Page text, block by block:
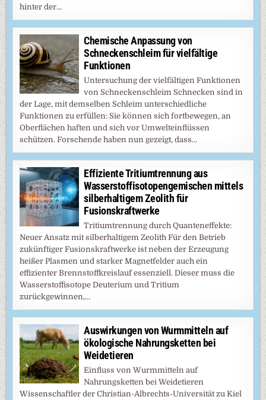
hinter der…
Chemische Anpassung von
Schneckenschleim für vielfältige
Funktionen
Untersuchung der vielfältigen Funktionen
von Schneckenschleim Schnecken sind in
der Lage, mit demselben Schleim unterschiedliche
Funktionen zu erfüllen: Sie können sich fortbewegen, an
Oberflächen haften und sich vor Umwelteinflüssen
schützen. Forschende haben nun gezeigt, dass…
Effiziente Tritiumtrennung aus
Wasserstoffisotopengemischen mittels
silberhaltigem Zeolith für
Fusionskraftwerke
Tritiumtrennung durch Quanteneffekte:
Neuer Ansatz mit silberhaltigem Zeolith Für den Betrieb
zukünftiger Fusionskraftwerke ist neben der Erzeugung
heißer Plasmen und starker Magnetfelder auch ein
effizienter Brennstoffkreislauf essenziell. Dieser muss die
Wasserstoffisotope Deuterium und Tritium
zurückgewinnen,…
Auswirkungen von Wurmmitteln auf
ökologische Nahrungsketten bei
Weidetieren
Einfluss von Wurmmitteln auf
Nahrungsketten bei Weidetieren
Wissenschaftler der Christian-Albrechts-Universität zu Kiel